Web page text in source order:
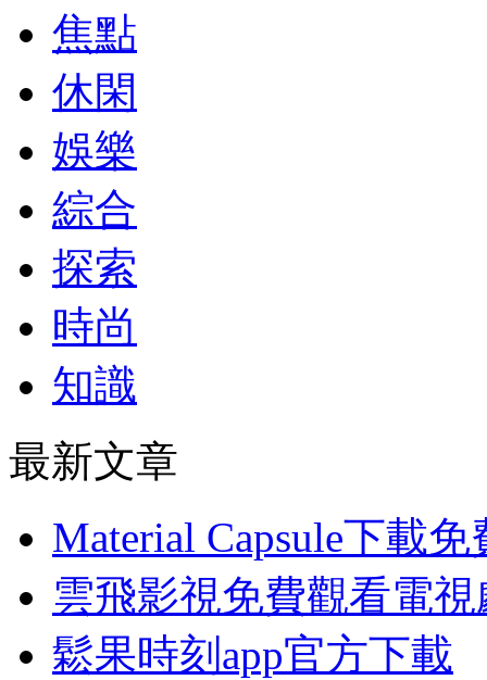
焦點
休閑
娛樂
綜合
探索
時尚
知識
最新文章
Material Capsule下載免
雲飛影視免費觀看電
鬆果時刻app官方下載